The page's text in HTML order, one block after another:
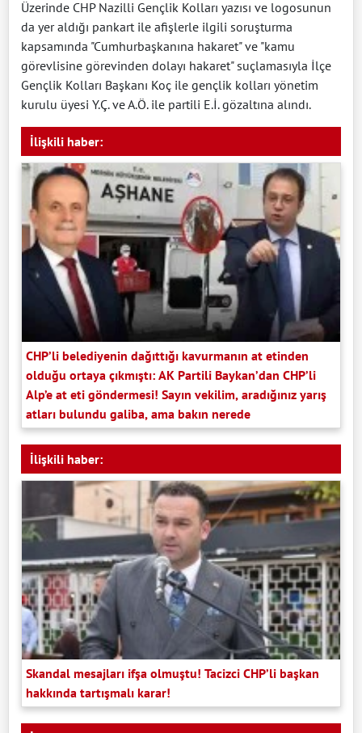
Üzerinde CHP Nazilli Gençlik Kolları yazısı ve logosunun
da yer aldığı pankart ile afişlerle ilgili soruşturma
kapsamında "Cumhurbaşkanına hakaret" ve "kamu
görevlisine görevinden dolayı hakaret" suçlamasıyla İlçe
Gençlik Kolları Başkanı Koç ile gençlik kolları yönetim
kurulu üyesi Y.Ç. ve A.Ö. ile partili E.İ. gözaltına alındı.
İlişkili haber:
CHP’li belediyenin dağıttığı kavurmanın at etinden
olduğu ortaya çıkmıştı: AK Partili Baykan’dan CHP’li
Alp’e at eti göndermesi! Sayın vekilim, aradığınız yarış
atları bulundu galiba, ama bakın nerede
İlişkili haber:
Skandal mesajları ifşa olmuştu! Tacizci CHP’li başkan
hakkında tartışmalı karar!